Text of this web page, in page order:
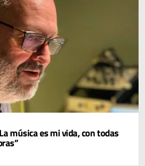
música es mi vida, con todas